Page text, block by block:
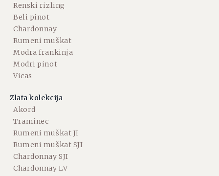
Renski rizling
Beli pinot
Chardonnay
Rumeni muškat
Modra frankinja
Modri pinot
Vicas
Zlata kolekcija
Akord
Traminec
Rumeni muškat JI
Rumeni muškat SJI
Chardonnay SJI
Chardonnay LV